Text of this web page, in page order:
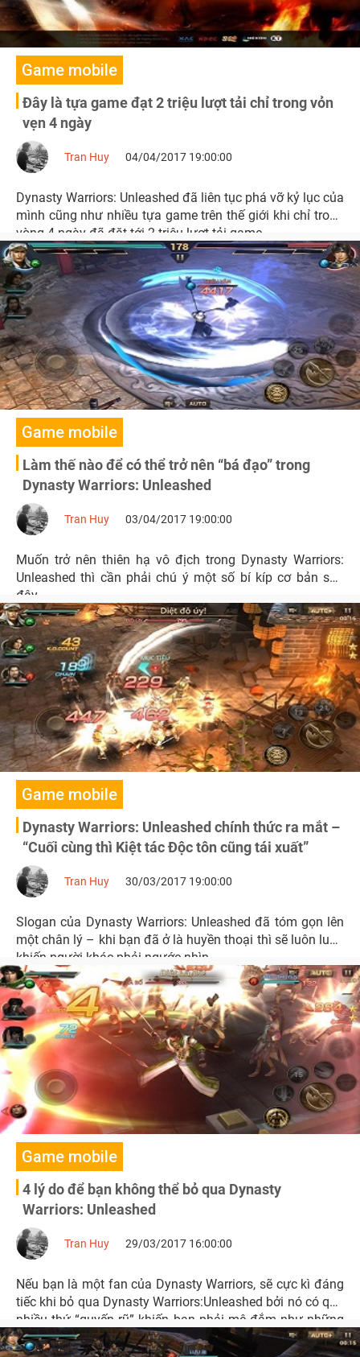
Game mobile
Đây là tựa game đạt 2 triệu lượt tải chỉ trong vỏn
vẹn 4 ngày
Tran Huy 04/04/2017 19:00:00
Dynasty Warriors: Unleashed đã liên tục phá vỡ kỷ lục của
mình cũng như nhiều tựa game trên thế giới khi chỉ trong
vòng 4 ngày đã đặt tới 2 triệu lượt tải game.
Game mobile
Làm thế nào để có thể trở nên “bá đạo” trong
Dynasty Warriors: Unleashed
Tran Huy 03/04/2017 19:00:00
Muốn trở nên thiên hạ vô địch trong Dynasty Warriors:
Unleashed thì cần phải chú ý một số bí kíp cơ bản sau
đây
Game mobile
Dynasty Warriors: Unleashed chính thức ra mắt –
“Cuối cùng thì Kiệt tác Độc tôn cũng tái xuất”
Tran Huy 30/03/2017 19:00:00
Slogan của Dynasty Warriors: Unleashed đã tóm gọn lên
một chân lý – khi bạn đã ở là huyền thoại thì sẽ luôn luôn
khiến người khác phải ngước nhìn
Game mobile
4 lý do để bạn không thể bỏ qua Dynasty
Warriors: Unleashed
Tran Huy 29/03/2017 16:00:00
Nếu bạn là một fan của Dynasty Warriors, sẽ cực kì đáng
tiếc khi bỏ qua Dynasty Warriors:Unleashed bởi nó có quá
nhiều thứ “quyến rũ” khiến bạn phải mê đắm như những
gì tinh túy nhất đã được thể hiện trong 20 năm qua.